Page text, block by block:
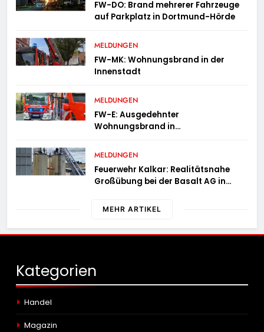
FW-DO: Brand mehrerer Fahrzeuge
auf Parkplatz in Dortmund-Hörde
MELDUNGEN
FW-MK: Wohnungsbrand in der
Innenstadt
MELDUNGEN
FW-E: Ausgedehnter
Wohnungsbrand in
müssen untergebracht werden
MELDUNGEN
Feuerwehr Kalkar: Realitätsnahe
Großübung bei der Basalt AG in
Einsatzkräfte
MEHR ARTIKEL
Kategorien
Handel
Magazin